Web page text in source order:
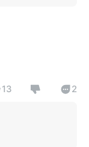
13 2